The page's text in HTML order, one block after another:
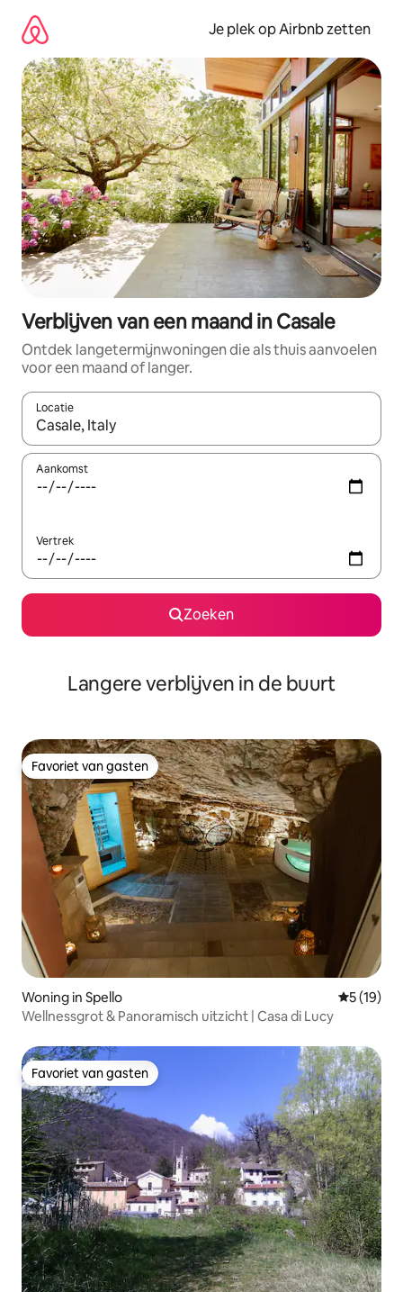
direct
naar
inhoud
Je plek op Airbnb zetten
Verblijven van een maand in Casale
Ontdek langetermijnwoningen die als thuis aanvoelen
voor een maand of langer.
Locatie
Wanneer er resultaten beschikbaar zijn, maak je een keuze
Aankomst
Vertrek
Zoeken
Langere verblijven in de buurt
Favoriet van gasten
Favoriet van gasten
Woning in Spello
5 (19)
Wellnessgrot & Panoramisch uitzicht | Casa di Lucy
Favoriet van gasten
Favoriet van gasten